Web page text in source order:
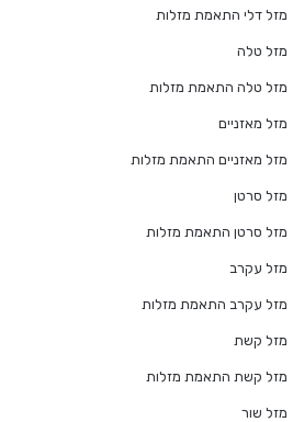
מזל דלי התאמת מזלות
מזל טלה
מזל טלה התאמת מזלות
מזל מאזניים
מזל מאזניים התאמת מזלות
מזל סרטן
מזל סרטן התאמת מזלות
מזל עקרב
מזל עקרב התאמת מזלות
מזל קשת
מזל קשת התאמת מזלות
מזל שור